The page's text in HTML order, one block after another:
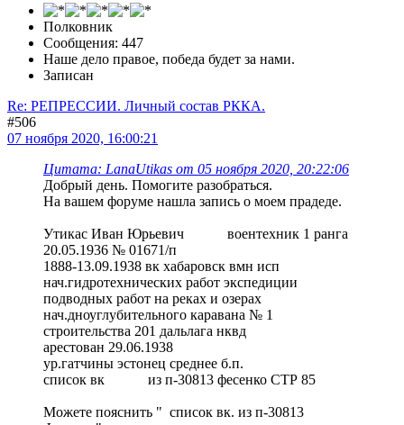
Полковник
Сообщения: 447
Наше дело правое, победа будет за нами.
Записан
Re: РЕПРЕССИИ. Личный состав РККА.
#506
07 ноября 2020, 16:00:21
Цитата: LanaUtikas от 05 ноября 2020, 20:22:06
Добрый день. Помогите разобраться.
На вашем форуме нашла запись о моем прадеде.
Утикас Иван Юрьевич воентехник 1 ранга
20.05.1936 № 01671/п
1888-13.09.1938 вк хабаровск вмн исп
нач.гидротехнических работ экспедиции
подводных работ на реках и озерах
нач.дноуглубительного каравана № 1
строительства 201 дальлага нквд
арестован 29.06.1938
ур.гатчины эстонец среднее б.п.
список вк из п-30813 фесенко СТР 85
Можете пояснить " список вк. из п-30813